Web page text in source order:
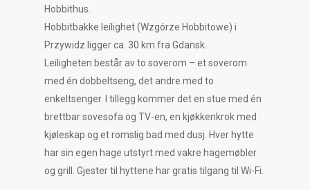
Hobbithus.
Hobbitbakke leilighet (Wzgórze Hobbitowe) i
Przywidz ligger ca. 30 km fra Gdansk.
Leiligheten består av to soverom – et soverom
med én dobbeltseng, det andre med to
enkeltsenger. I tillegg kommer det en stue med én
brettbar sovesofa og TV-en, en kjøkkenkrok med
kjøleskap og et romslig bad med dusj. Hver hytte
har sin egen hage utstyrt med vakre hagemøbler
og grill. Gjester til hyttene har gratis tilgang til Wi-Fi.